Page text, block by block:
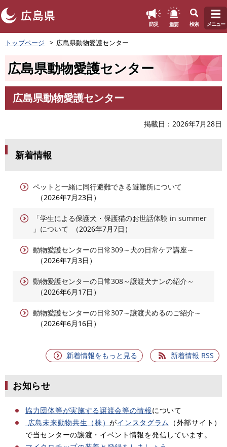
ペ
ー
頭
す
防災 重要 検索 メニュー
トップページ 広島県動物愛護センター
広島県動物愛護センター
文
広島県動物愛護センター
掲載日 2026年7月28日
新着情報
ペットと一緒に同行避難できる避難所について
2026年7月23日
「学生による保護犬・保護猫のお世話体験 in summer
」について
2026年7月7日
動物愛護センターの日常309～犬の日常ケア講座～
2026年7月3日
動物愛護センターの日常308～譲渡犬ナンの紹介～
2026年6月17日
動物愛護センターの日常307～譲渡犬めるのご紹介～
2026年6月16日
新着情報をもっと見る 新着情報 RSS
お知らせ
協力団体等が実施する譲渡会等の情報について
広島未来動物共生（株）がインスタグラム （外部サイト）​
で当センターの譲渡・イベント情報を発信しています。